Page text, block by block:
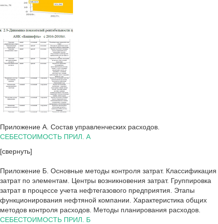
Приложение А. Состав управленческих расходов.
СЕБЕСТОИМОСТЬ ПРИЛ. А
[свернуть]
Приложение Б. Основные методы контроля затрат. Классификация
затрат по элементам. Центры возникновения затрат. Группировка
затрат в процессе учета нефтегазового предприятия. Этапы
функционирования нефтяной компании. Характеристика общих
методов контроля расходов. Методы планирования расходов.
СЕБЕСТОИМОСТЬ ПРИЛ. Б